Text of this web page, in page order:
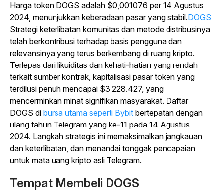
Harga token DOGS adalah $0,001076 per 14 Agustus
2024, menunjukkan keberadaan pasar yang stabil.DOGS
Strategi keterlibatan komunitas dan metode distribusinya
telah berkontribusi terhadap basis pengguna dan
relevansinya yang terus berkembang di ruang kripto.
Terlepas dari likuiditas dan kehati-hatian yang rendah
terkait sumber kontrak, kapitalisasi pasar token yang
terdilusi penuh mencapai $3.228.427, yang
mencerminkan minat signifikan masyarakat. Daftar
DOGS di bursa utama seperti Bybit bertepatan dengan
ulang tahun Telegram yang ke-11 pada 14 Agustus
2024. Langkah strategis ini memaksimalkan jangkauan
dan keterlibatan, dan menandai tonggak pencapaian
untuk mata uang kripto asli Telegram.
Tempat Membeli DOGS